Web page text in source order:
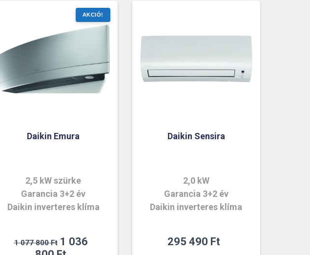
Daikin Emura
2,5 kW szürke
Garancia 3+2 év
Daikin inverteres klíma
1 077 800Ft Original
1 036
Daikin Sensira
2,0 kW
Garancia 3+2 év
Daikin inverteres klíma
295 490 Ft